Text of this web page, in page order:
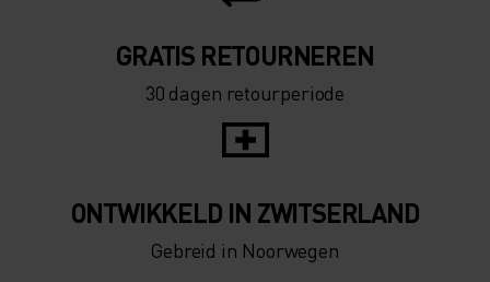
GRATIS RETOURNEREN
30 dagen retourperiode
ONTWIKKELD IN ZWITSERLAND
Gebreid in Noorwegen